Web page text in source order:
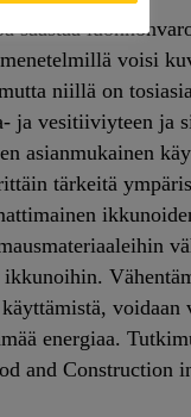
säästää
voisi
niillä on
ja vesitiiviyteen ja
asianmukainen
tärkeitä
voidaan
energiaa.
and Construction